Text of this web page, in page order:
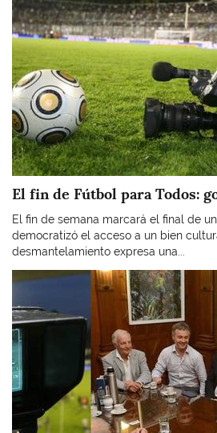
El fin de Fútbol para Todos:
El fin de semana marcará el final de
democratizó el acceso a un bien
desmantelamiento expresa una...
Imagen